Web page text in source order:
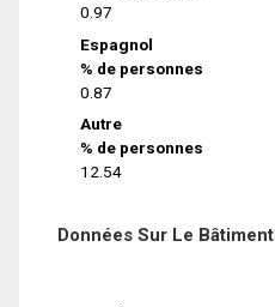
0.97
Espagnol
% de personnes
0.87
Autre
% de personnes
12.54
Données Sur Le Bâtiment